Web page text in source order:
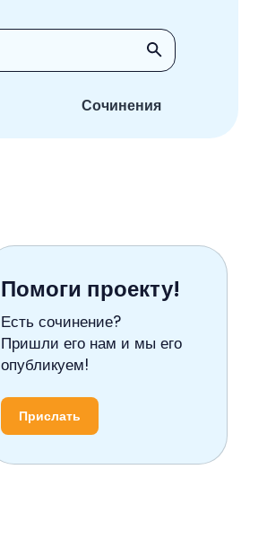
Сочинения
Помоги проекту!
Есть сочинение?
Пришли его нам и мы его
опубликуем!
Прислать